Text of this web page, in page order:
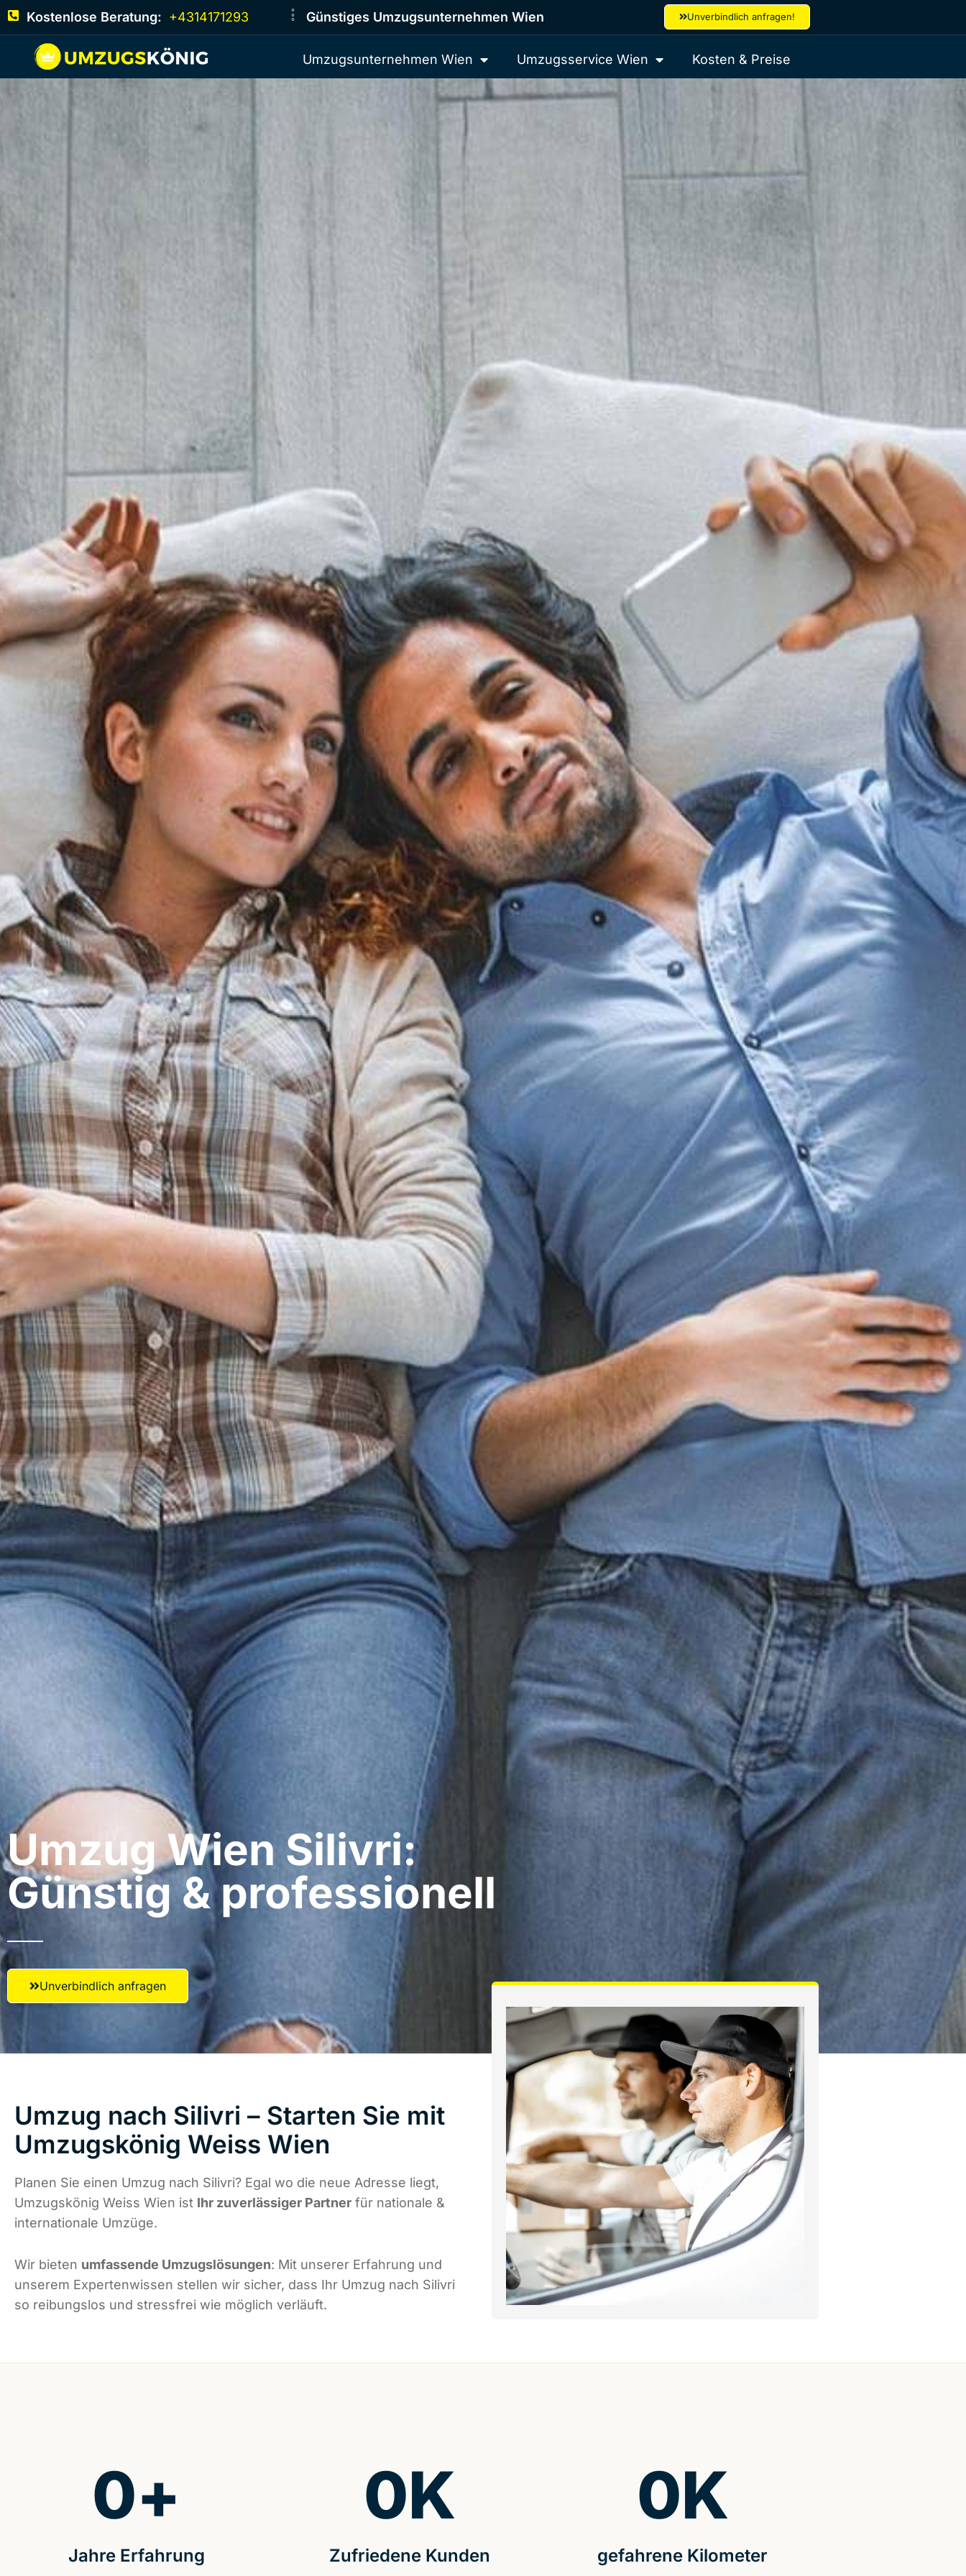
Kostenlose Beratung: +4314171293 Günstiges Umzugsunternehmen Wien Unverbindlich anfragen!
Umzugsunternehmen Wien Umzugsservice Wien Kosten & Preise
Umzug Wien​ Silivri:
Günstig & professionell​
Unverbindlich anfragen
Umzug nach Silivri – Starten Sie mit
Umzugskönig Weiss Wien
Planen Sie einen Umzug nach Silivri? Egal wo die neue Adresse liegt,
Umzugskönig Weiss Wien ist Ihr zuverlässiger Partner für nationale &
internationale Umzüge.
Wir bieten umfassende Umzugslösungen: Mit unserer Erfahrung und
unserem Expertenwissen stellen wir sicher, dass Ihr Umzug nach Silivri
so reibungslos und stressfrei wie möglich verläuft.
Jahre Erfahrung
0+
Zufriedene Kunden
0K
gefahrene Kilometer
0K